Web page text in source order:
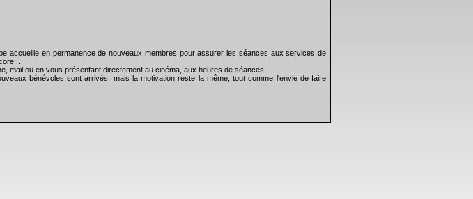
accueille en permanence de nouveaux membres pour assurer les séances aux services de
mail ou en vous présentant directement au cinéma, aux heures de séances.
bénévoles sont arrivés, mais la motivation reste la même, tout comme l'envie de faire